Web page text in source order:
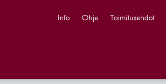
Info Ohje Toimitusehdot